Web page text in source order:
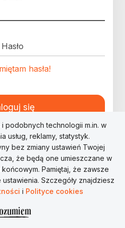
Hasło
hasła!
się
podobnych technologii m.in. w
usług, reklamy, statystyk.
bez zmiany ustawień Twojej
że będą one umieszczane w
Pamiętaj, że zawsze
Szczegóły znajdziesz
i Polityce cookies